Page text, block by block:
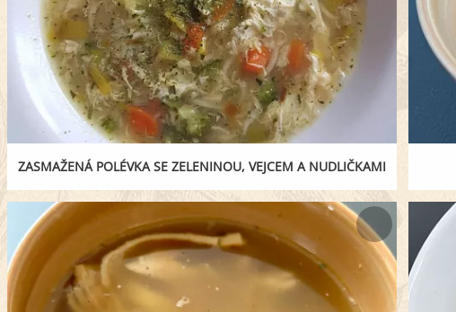
ZASMAŽENÁ POLÉVKA SE ZELENINOU, VEJCEM A NUDLIČKAMI